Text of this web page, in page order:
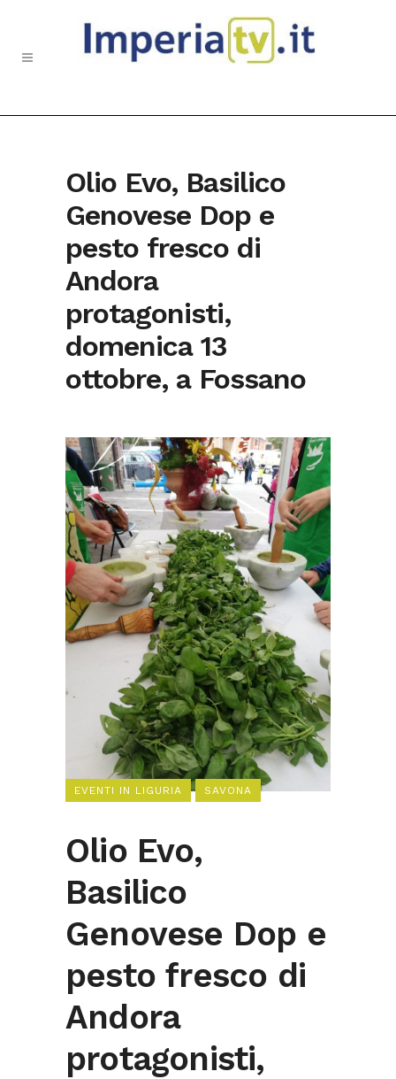
Olio Evo, Basilico
Genovese Dop e
pesto fresco di
Andora
protagonisti,
domenica 13
ottobre, a Fossano
EVENTI IN LIGURIA SAVONA
Olio Evo,
Basilico
Genovese Dop e
pesto fresco di
Andora
protagonisti,